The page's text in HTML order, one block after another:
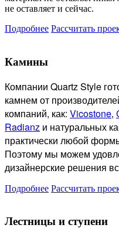
не оставляет и сейчас.
Подробнее Рассчитать
Камины
Компании Quartz Style
камнем от
компаний, как: Vicostone,
Radianz и натуральных
практически любой
Поэтому мы можем
дизайнерские решения
Подробнее Рассчитать
Лестницы и ступени